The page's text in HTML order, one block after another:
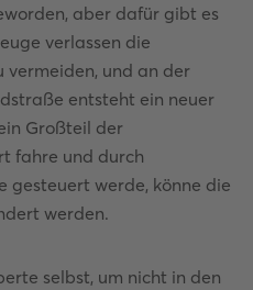
aber dafür gibt es
verlassen die
vermeiden, und an der
entsteht ein neuer
Großteil der
fahre und durch
gesteuert werde, könne die
werden.
selbst, um nicht in den